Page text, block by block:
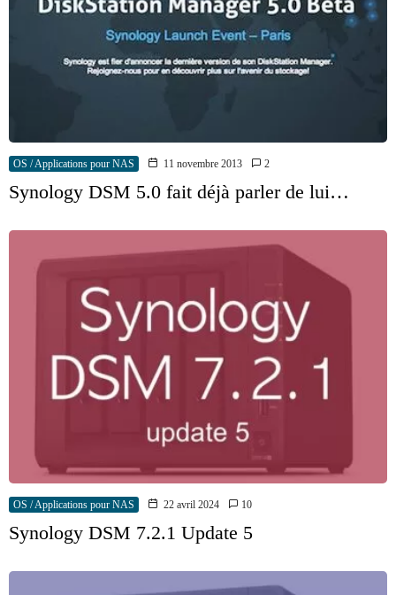
OS / Applications pour NAS 11 novembre 2013 2
Synology DSM 5.0 fait déjà parler de lui…
OS / Applications pour NAS 22 avril 2024 10
Synology DSM 7.2.1 Update 5